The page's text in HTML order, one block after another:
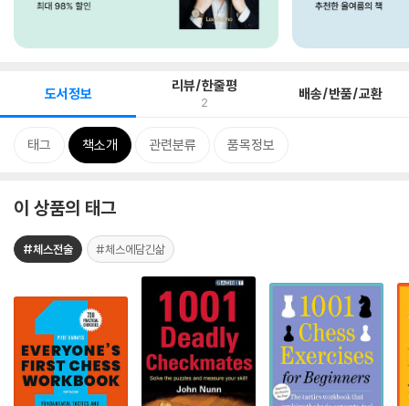
도서정보 리뷰/한줄평
2 배송/반품/교환
태그 책소개 관련분류 품목정보
이 상품의 태그
#체스전술 #체스에담긴삶